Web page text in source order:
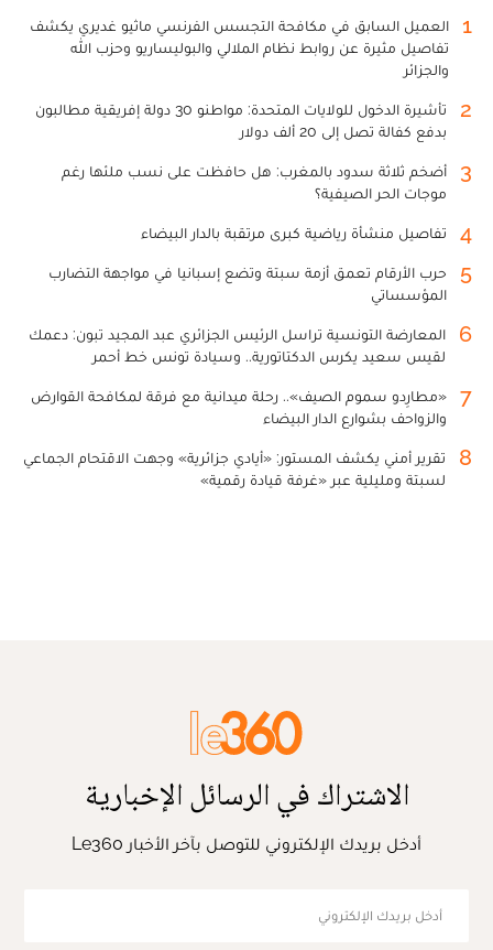
1
العميل السابق في مكافحة التجسس الفرنسي ماثيو غديري يكشف
تفاصيل مثيرة عن روابط نظام الملالي والبوليساريو وحزب الله
والجزائر
2
تأشيرة الدخول للولايات المتحدة: مواطنو 30 دولة إفريقية مطالبون
بدفع كفالة تصل إلى 20 ألف دولار
3
أضخم ثلاثة سدود بالمغرب: هل حافظت على نسب ملئها رغم
موجات الحر الصيفية؟
4 تفاصيل منشأة رياضية كبرى مرتقبة بالدار البيضاء
5
حرب الأرقام تعمق أزمة سبتة وتضع إسبانيا في مواجهة التضارب
المؤسساتي
6
المعارضة التونسية تراسل الرئيس الجزائري عبد المجيد تبون: دعمك
لقيس سعيد يكرس الدكتاتورية.. وسيادة تونس خط أحمر
7
«مطارِدو سموم الصيف».. رحلة ميدانية مع فرقة لمكافحة القوارض
والزواحف بشوارع الدار البيضاء
8
تقرير أمني يكشف المستور: «أيادي جزائرية» وجهت الاقتحام الجماعي
لسبتة ومليلية عبر «غرفة قيادة رقمية»
الاشتراك في الرسائل الإخبارية
أدخل بريدك الإلكتروني للتوصل بآخر الأخبار Le360